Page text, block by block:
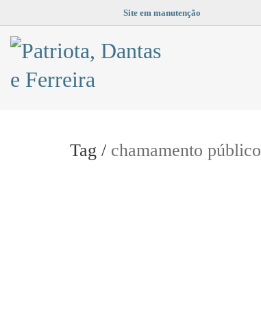
Site em manutenção
Tag / chamamento público